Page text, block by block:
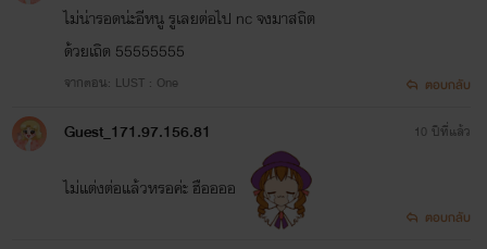
ไม่น่ารอดน่ะอีหนู รูเลยต่อไป nc จงมาสถิต
ด้วยเถิด 55555555
จากตอน: LUST : One ตอบกลับ
Guest_171.97.156.81
ไม่แต่งต่อแล้วหรอค่ะ ฮืออออ
10 ปีที่แล้ว
ตอบกลับ